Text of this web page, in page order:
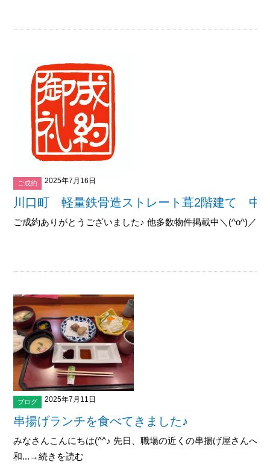
ご成約 2025年7月16日
川口町 軽量鉄骨造ストレート葺2階建て 中
ご成約ありがとうございました♪ 他多数物件掲載中＼(^o^)／
ブログ 2025年7月11日
串揚げランチを食べてきました♪
みなさんこんにちは(^^♪ 先日、職場の近くの串揚げ屋さんへ
和...→続きを読む